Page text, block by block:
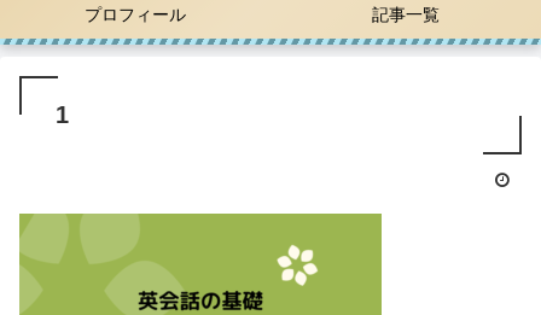
プロフィール 記事一覧
1